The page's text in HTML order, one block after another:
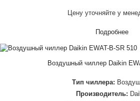
Цену уточняйте у
Подробнее
Воздушный чиллер Daikin
Тип чиллера:
Производитель: